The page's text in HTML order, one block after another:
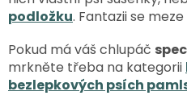
podložku. Fantazii se
Pokud má váš chlupáč
mrkněte třeba na kategorii
bezlepkových psích